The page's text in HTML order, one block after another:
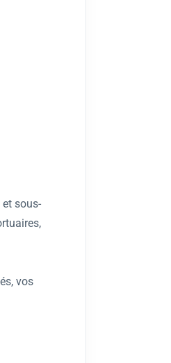
sous-
vos